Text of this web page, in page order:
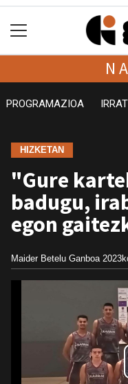
PROGRAMAZIOA
HIZKETAN
"Gure
badugu,
egon
Maider Betelu Ganboa